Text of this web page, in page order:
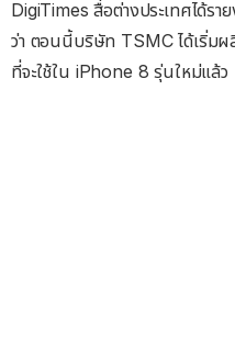
DigiTimes สื่อต่างประเทศได้ร
ว่า ตอนนี้บริษัท TSMC ได้เริ่ม
ที่จะใช้ใน iPhone 8 รุ่นใหม่แล้ว